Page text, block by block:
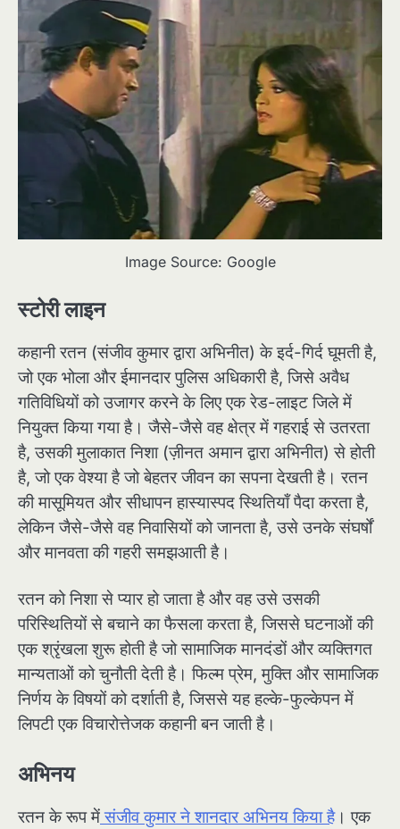
Image Source: Google
स्टोरी लाइन
कहानी रतन (संजीव कुमार द्वारा अभिनीत) के इर्द-गिर्द घूमती है,
जो एक भोला और ईमानदार पुलिस अधिकारी है, जिसे अवैध
गतिविधियों को उजागर करने के लिए एक रेड-लाइट जिले में
नियुक्त किया गया है। जैसे-जैसे वह क्षेत्र में गहराई से उतरता
है, उसकी मुलाकात निशा (ज़ीनत अमान द्वारा अभिनीत) से होती
है, जो एक वेश्या है जो बेहतर जीवन का सपना देखती है। रतन
की मासूमियत और सीधापन हास्यास्पद स्थितियाँ पैदा करता है,
लेकिन जैसे-जैसे वह निवासियों को जानता है, उसे उनके संघर्षों
और मानवता की गहरी समझआती है।
रतन को निशा से प्यार हो जाता है और वह उसे उसकी
परिस्थितियों से बचाने का फैसला करता है, जिससे घटनाओं की
एक श्रृंखला शुरू होती है जो सामाजिक मानदंडों और व्यक्तिगत
मान्यताओं को चुनौती देती है। फिल्म प्रेम, मुक्ति और सामाजिक
निर्णय के विषयों को दर्शाती है, जिससे यह हल्के-फुल्केपन में
लिपटी एक विचारोत्तेजक कहानी बन जाती है।
अभिनय
रतन के रूप मेंसंजीव कुमार ने शानदार अभिनय किया है। एक